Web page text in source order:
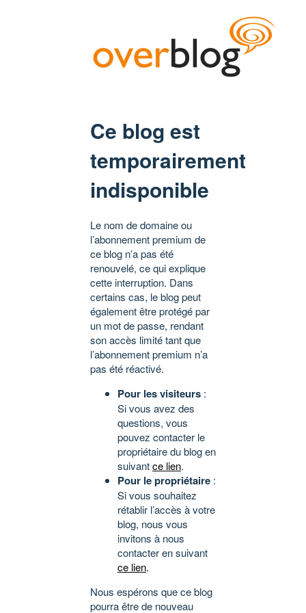
Ce blog est
temporairement
indisponible
Le nom de domaine ou
l’abonnement premium de
ce blog n’a pas été
renouvelé, ce qui explique
cette interruption. Dans
certains cas, le blog peut
également être protégé par
un mot de passe, rendant
son accès limité tant que
l’abonnement premium n’a
pas été réactivé.
Pour les visiteurs :
Si vous avez des
questions, vous
pouvez contacter le
propriétaire du blog en
suivantce lien.
Pour le propriétaire :
Si vous souhaitez
rétablir l’accès à votre
blog, nous vous
invitons à nous
contacter en suivant
ce lien.
Nous espérons que ce blog
pourra être de nouveau